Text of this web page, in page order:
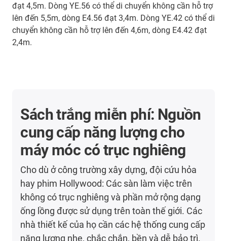
đạt 4,5m. Dòng YE.56 có thể di chuyển không cần hỗ trợ
lên đến 5,5m, dòng E4.56 đạt 3,4m. Dòng YE.42 có thể di
chuyển không cần hỗ trợ lên đến 4,6m, dòng E4.42 đạt
2,4m.
Sách trắng miễn phí: Nguồn
cung cấp năng lượng cho
máy móc có trục nghiêng
Cho dù ở công trường xây dựng, đội cứu hỏa
hay phim Hollywood: Các sàn làm việc trên
không có trục nghiêng và phần mở rộng dạng
ống lồng được sử dụng trên toàn thế giới. Các
nhà thiết kế của họ cần các hệ thống cung cấp
năng lượng nhẹ, chắc chắn, bền và dễ bảo trì.